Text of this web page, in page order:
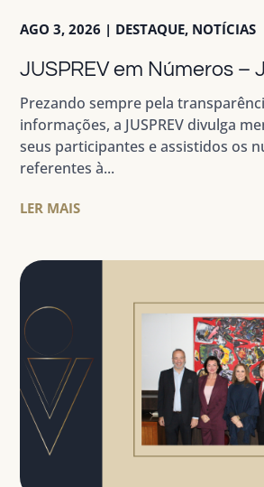
JUSPREV em Números –
AGO 3, 2026 | DESTAQUE, NOTÍCIAS
Prezando sempre pela
informações, a JUSPREV divulga
seus participantes e assistidos os
referentes à...
LER MAIS